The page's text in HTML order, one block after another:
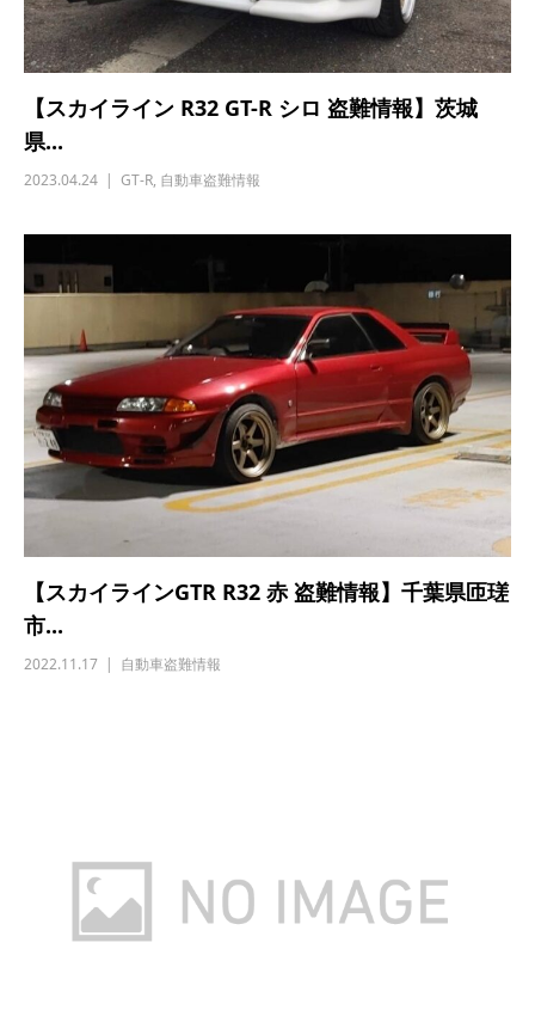
【スカイライン R32 GT-R シロ 盗難情報】茨城
県...
2023.04.24 GT-R, 自動車盗難情報
【スカイラインGTR R32 赤 盗難情報】千葉県匝瑳
市...
2022.11.17 自動車盗難情報